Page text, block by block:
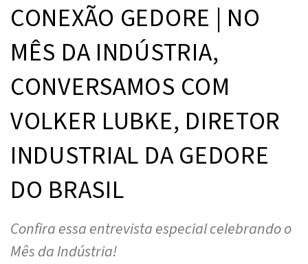
CONEXÃO GEDORE | NO
MÊS DA INDÚSTRIA,
CONVERSAMOS COM
VOLKER LUBKE, DIRETOR
INDUSTRIAL DA GEDORE
DO BRASIL
Confira essa entrevista especial celebrando o
Mês da Indústria!